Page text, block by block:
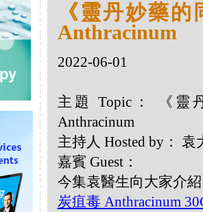
《靈丹妙藥
Anthracinum
2022-06-01
主題 Topic： 《靈
Anthracinum
主持人 Hosted by：
嘉賓 Guest：
今集袁醫生向大家介
炭疽毒 Anthracinum